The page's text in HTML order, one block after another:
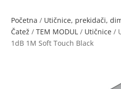
Početna / Utičnice, prekidači,
Čatež /TEM MODUL / Utičnice /
1dB 1M Soft Touch Black